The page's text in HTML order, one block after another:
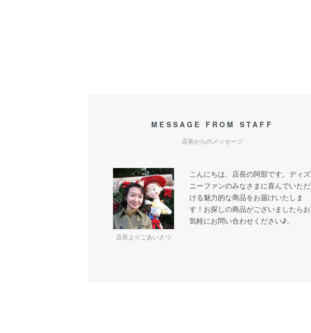
MESSAGE FROM STAFF
店長からのメッセージ
店長よりごあいさつ
こんにちは、店長の阿部です。ディズ
ニーファンのみなさまに喜んでいただ
ける魅力的な商品をお届けいたしま
す！お探しの商品がございましたらお
気軽にお問い合わせください♪。